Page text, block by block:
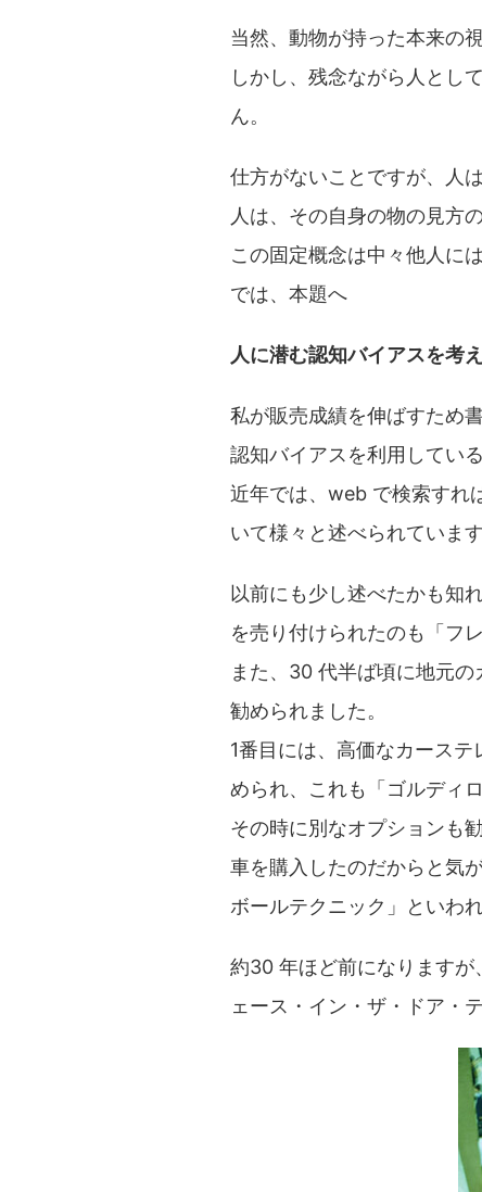
当然、動物が持った本来の
しかし、残念ながら人とし
ん。
仕方がないことですが、人
人は、その自身の物の見方
この固定概念は中々他人に
では、本題へ
人に潜む認知バイアスを考
私が販売成績を伸ばすため
認知バイアスを利用してい
近年では、web で検索すれ
いて様々と述べられています
以前にも少し述べたかも知
を売り付けられたのも「フ
また、30 代半ば頃に地元
勧められました。
1番目には、高価なカース
められ、これも「ゴルディ
その時に別なオプションも
車を購入したのだからと気
ボールテクニック」といわ
約30 年ほど前になりますが
ェース・イン・ザ・ドア・